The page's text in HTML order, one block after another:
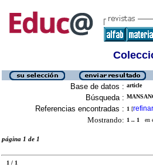
Base de datos : article
Búsqueda :
Referencias encontradas : 1 [refinar
Mostrando: 1 .. 1 en
página 1 de 1
1 / 1